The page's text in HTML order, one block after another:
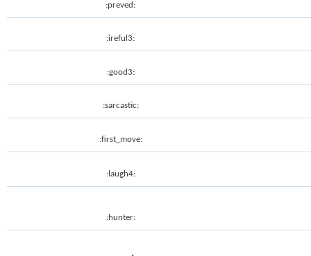
:preved:
:ireful3:
:good3:
:sarcastic:
:first_move:
:laugh4:
:hunter: